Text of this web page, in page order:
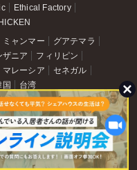
Ethical Factory
ミャンマー
グアテマラ
ザニア
フィリピン
マレーシア
セネガル
国 台湾